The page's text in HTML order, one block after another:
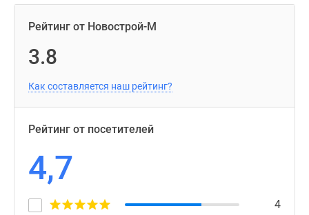
Рейтинг от Новострой-М
3.8
Как составляется наш рейтинг?
Рейтинг от посетителей
4,7
4